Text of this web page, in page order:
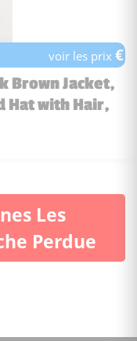
voir les prix€
Brown Jacket,
Hat with Hair,
Les
Perdue